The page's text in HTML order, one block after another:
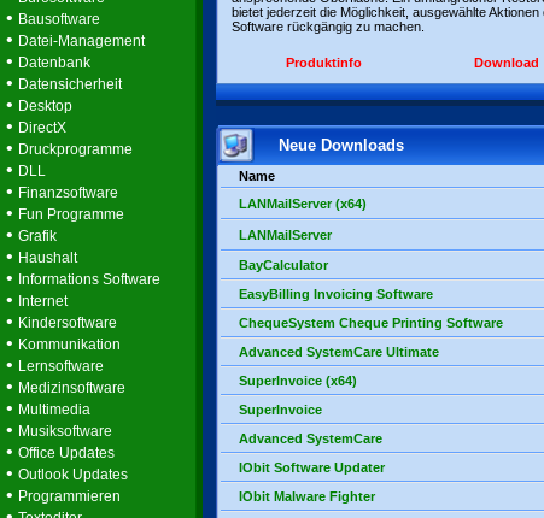
• Bausoftware
• Datei-Management
• Datenbank
• Datensicherheit
• Desktop
• DirectX
• Druckprogramme
• DLL
• Finanzsoftware
• Fun Programme
• Grafik
• Haushalt
• Informations Software
• Internet
• Kindersoftware
• Kommunikation
• Lernsoftware
• Medizinsoftware
• Multimedia
• Musiksoftware
• Office Updates
• Outlook Updates
• Programmieren
bietet jederzeit die Möglichkeit, ausgewählte Aktionen
Software rückgängig zu machen.
Produktinfo Download
Neue Downloads
Name
LANMailServer (x64)
LANMailServer
BayCalculator
EasyBilling Invoicing Software
ChequeSystem Cheque Printing Software
Advanced SystemCare Ultimate
SuperInvoice (x64)
SuperInvoice
Advanced SystemCare
IObit Software Updater
IObit Malware Fighter